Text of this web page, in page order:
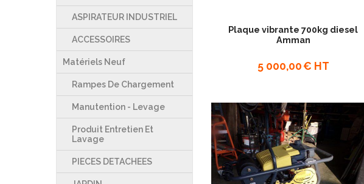
ASPIRATEUR INDUSTRIEL
ACCESSOIRES
Matériels Neuf
Rampes De Chargement
Manutention - Levage
Produit Entretien Et
Lavage
PIECES DETACHEES
Plaque vibrante 700kg diesel
Amman
5 000,00€ HT